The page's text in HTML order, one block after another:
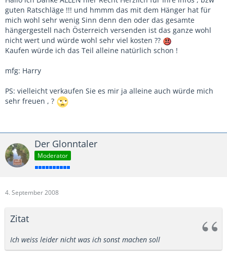
guten Ratschläge !!! und hmmm das mit dem Hänger hat für
mich wohl sehr wenig Sinn denn den oder das gesamte
hängergestell nach Österreich versenden ist das ganze wohl
nicht wert und würde wohl sehr viel kosten ??
Kaufen würde ich das Teil alleine natürlich schon !
mfg: Harry
PS: vielleicht verkaufen Sie es mir ja alleine auch würde mich
sehr freuen , ?
Der Glonntaler
Moderator
4. September 2008
Zitat
Ich weiss leider nicht was ich sonst machen soll